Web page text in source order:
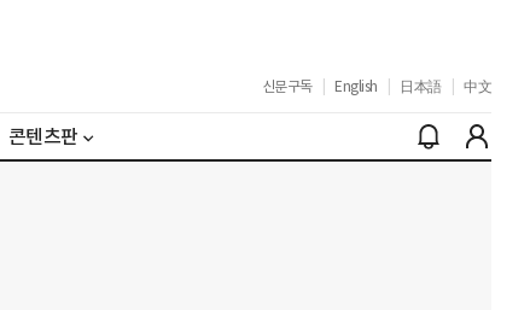
신문구독 English 日本語 中文
콘텐츠판